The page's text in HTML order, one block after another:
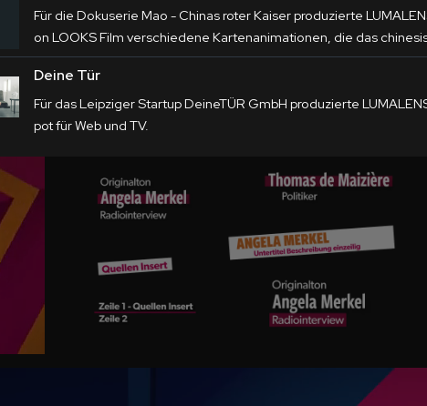
Für die Dokuserie Mao - Chinas roter Kaiser produzierte
on LOOKS Film verschiedene Kartenanimationen, die das
Deine Tür
Für das Leipziger Startup DeineTÜR GmbH produzierte
pot für Web und TV.